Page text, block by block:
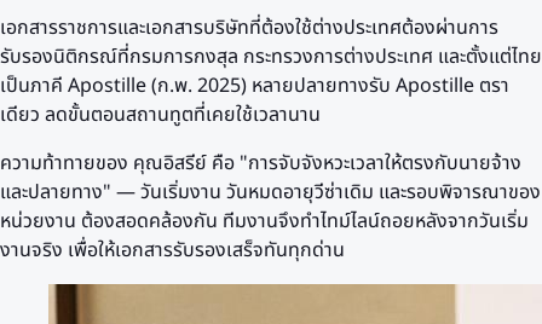
เอกสารราชการและเอกสารบริษัทที่ต้องใช้ต่างประเทศต้องผ่านการ
รับรองนิติกรณ์ที่กรมการกงสุล กระทรวงการต่างประเทศ และตั้งแต่ไทย
เป็นภาคี Apostille (ก.พ. 2025) หลายปลายทางรับ Apostille ตรา
เดียว ลดขั้นตอนสถานทูตที่เคยใช้เวลานาน
ความท้าทายของ คุณอิสรีย์ คือ "การจับจังหวะเวลาให้ตรงกับนายจ้าง
และปลายทาง" — วันเริ่มงาน วันหมดอายุวีซ่าเดิม และรอบพิจารณาของ
หน่วยงาน ต้องสอดคล้องกัน ทีมงานจึงทำไทม์ไลน์ถอยหลังจากวันเริ่ม
งานจริง เพื่อให้เอกสารรับรองเสร็จทันทุกด่าน